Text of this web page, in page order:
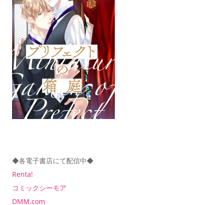
◆各電子書店にて配信中◆
Renta!
コミックシーモア
DMM.com